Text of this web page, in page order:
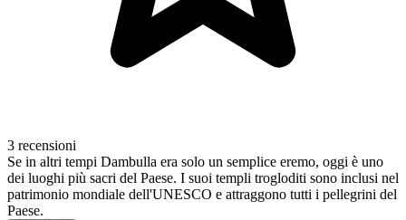
3 recensioni
Se in altri tempi Dambulla era solo un semplice eremo, oggi è uno
dei luoghi più sacri del Paese. I suoi templi trogloditi sono inclusi nel
patrimonio mondiale dell'UNESCO e attraggono tutti i pellegrini del
Paese.